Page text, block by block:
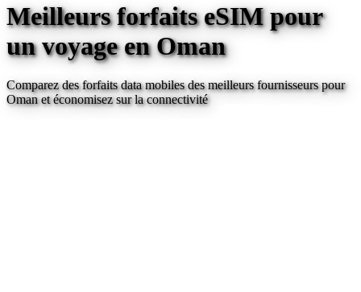
Meilleurs forfaits eSIM pour
un voyageen Oman
Comparez des forfaits data mobiles des meilleurs fournisseurs pour
Omanet économisez sur la connectivité